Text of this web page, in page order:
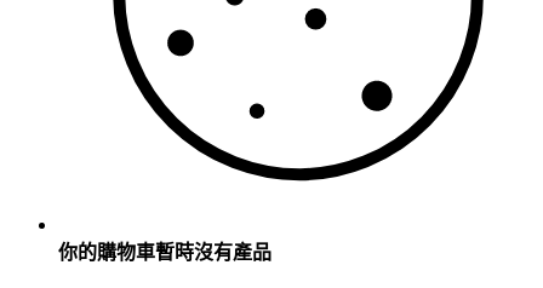
你的購物車暫時沒有產品